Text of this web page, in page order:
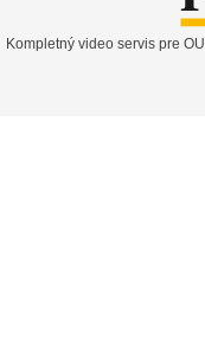
Kompletný video servis pre